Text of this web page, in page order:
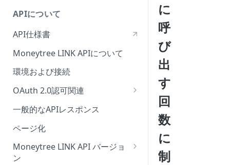
金融サービス登録・管理ページ
Moneytree設定ページ
MoneytreeログアウトURL
設定項目・各種コンテンツにつ
いて
パスワードレスサインアップ
APIについて
API仕様書
Moneytree LINK APIについて
環境および接続
OAuth 2.0認可関連
OAuth 2.0認可の流れ
(Moneytree LINK Webアプリ)
ご利用可能なスコープ
トークンを利用しAPIにリクエス
一般的なAPIレスポンス
ページ化
Moneytree LINK API バージョ
ン
に
呼
び
出
す
回
数
に
制